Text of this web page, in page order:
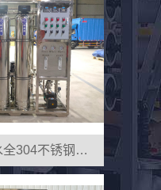
校园直饮水全304不锈钢反渗透设备